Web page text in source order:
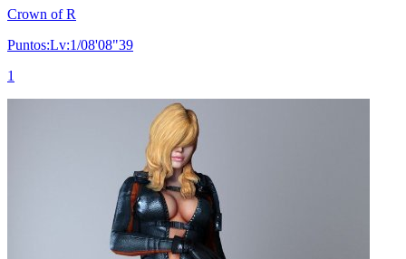
Crown of R
Puntos:Lv:1/08'08"39
1